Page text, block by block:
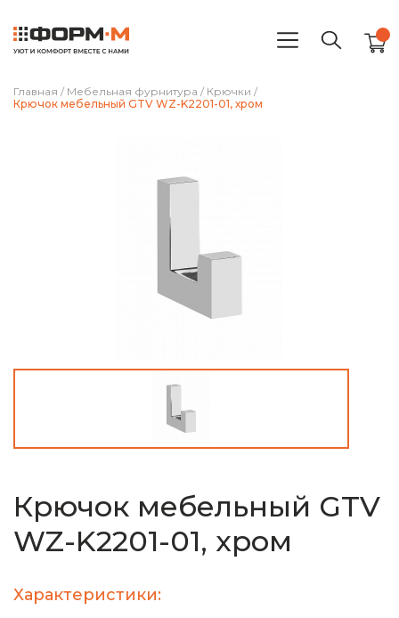
Главная / Мебельная фурнитура / Крючки /
Крючок мебельный GTV WZ-K2201-01, хром
Крючок мебельный GTV
WZ-K2201-01, хром
Характеристики: